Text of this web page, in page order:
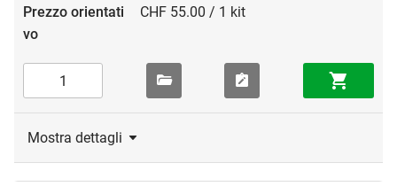
CHF 55.00 / 1 kit
Mostra dettagli